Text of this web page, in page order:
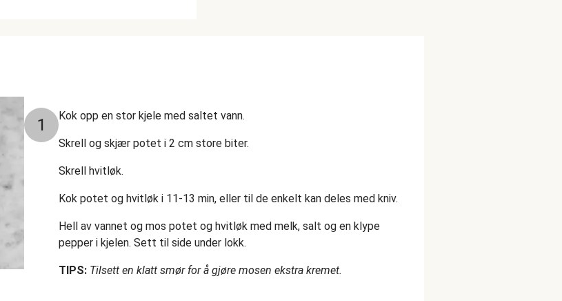
1 Kok opp en stor kjele med saltet vann.
Skrell og skjær potet i 2 cm store biter.
Skrell hvitløk.
Kok potet og hvitløk i 11-13 min, eller til de enkelt kan deles med kniv.
Hell av vannet og mos potet og hvitløk med melk, salt og en klype
pepper i kjelen. Sett til side under lokk.
TIPS: Tilsett en klatt smør for å gjøre mosen ekstra kremet.